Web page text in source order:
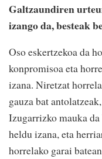
Galtzaundiren
izango da, besteak
Oso eskertzekoa da
konpromisoa eta
izana. Niretzat
gauza bat
Izugarrizko mauka
heldu izana, eta
horrelako garai